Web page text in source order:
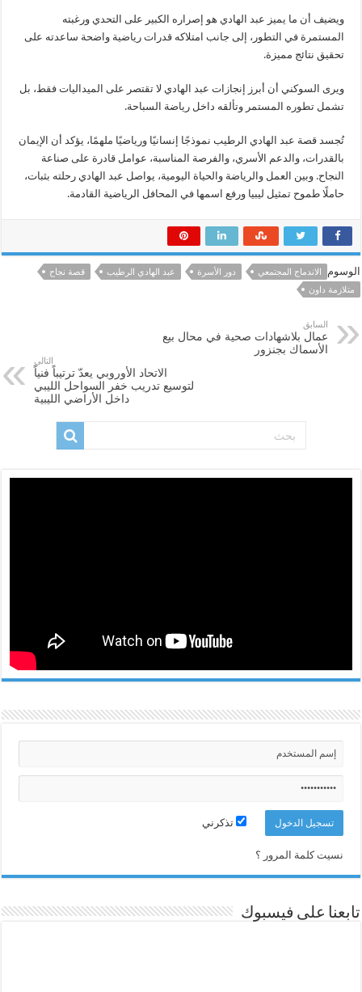
ويضيف أن ما يميز عبد الهادي هو إصراره الكبير على التحدي ورغبته
المستمرة في التطور، إلى جانب امتلاكه قدرات رياضية واضحة ساعدته على
تحقيق نتائج مميزة.
ويرى السوكني أن أبرز إنجازات عبد الهادي لا تقتصر على الميداليات فقط، بل
تشمل تطوره المستمر وتألقه داخل رياضة السباحة.
تُجسد قصة عبد الهادي الرطيب نموذجًا إنسانيًا ورياضيًا ملهمًا، يؤكد أن الإيمان
بالقدرات، والدعم الأسري، والفرصة المناسبة، عوامل قادرة على صناعة
النجاح. وبين العمل والرياضة والحياة اليومية، يواصل عبد الهادي رحلته بثبات،
حاملًا طموح تمثيل ليبيا ورفع اسمها في المحافل الرياضية القادمة.
الوسوم الاندماج المجتمعي دور الأسرة عبد الهادي الرطيب
قصة نجاح
متلازمة داون
السابق
عمال بلاشهادات صحية في محال بيع
الأسماك بجنزور
التالي
الاتحاد الأوروبي يعدّ ترتيباً فنياً
لتوسيع تدريب خفر السواحل الليبي
داخل الأراضي الليبية
تذكرني
نسيت كلمة المرور ؟
تابعنا على فيسبوك